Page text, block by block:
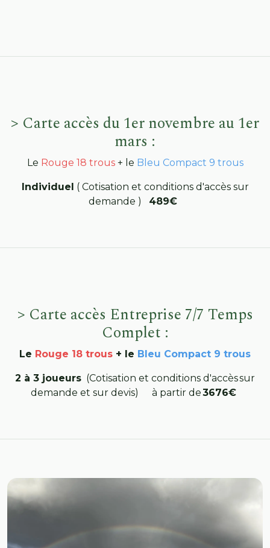
> Carte accès du 1er novembre au 1er
mars :
Le Rouge 18 trous + le Bleu Compact 9 trous
Individuel ( Cotisation et conditions d'accès sur
demande ) 489€
> Carte accès Entreprise 7/7 Temps
Complet :
Le Rouge 18 trous + le Bleu Compact 9 trous
2 à 3 joueurs (Cotisation et conditions d'accès sur
demande et sur devis) à partir de3676€